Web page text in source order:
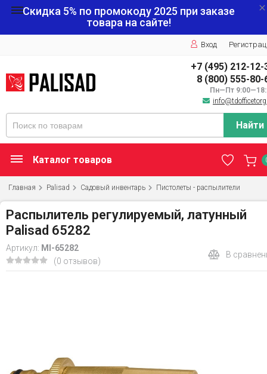
Скидка 5% по промокоду 2025 при заказе
товара на сайте!
Вход
+7 (495) 212-12-
8 (800) 555-80-
Пн—Пт
Найти
Каталог товаров
Главная Palisad Садовый инвентарь Пистолеты - распылители
Распылитель регулируемый, латунный
Palisad 65282
Артикул: MI-65282
(0 отзывов)
В